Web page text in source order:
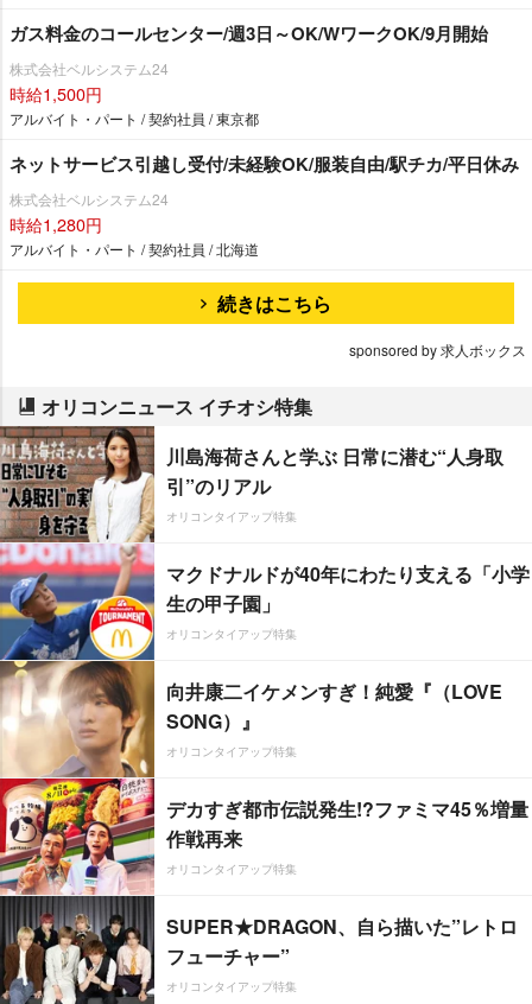
ガス料金のコールセンター/週3日～OK/WワークOK/9月開始
株式会社ベルシステム24
時給1,500円
アルバイト・パート / 契約社員 / 東京都
ネットサービス引越し受付/未経験OK/服装自由/駅チカ/平日休み
株式会社ベルシステム24
時給1,280円
アルバイト・パート / 契約社員 / 北海道
続きはこちら
sponsored by 求人ボックス
オリコンニュース イチオシ特集
川島海荷さんと学ぶ 日常に潜む“人身取
引”のリアル
オリコンタイアップ特集
マクドナルドが40年にわたり支える「小学
生の甲子園」
オリコンタイアップ特集
向井康二イケメンすぎ！純愛『（LOVE
SONG）』
オリコンタイアップ特集
デカすぎ都市伝説発生!?ファミマ45％増量
作戦再来
オリコンタイアップ特集
SUPER★DRAGON、自ら描いた”レトロ
フューチャー”
オリコンタイアップ特集